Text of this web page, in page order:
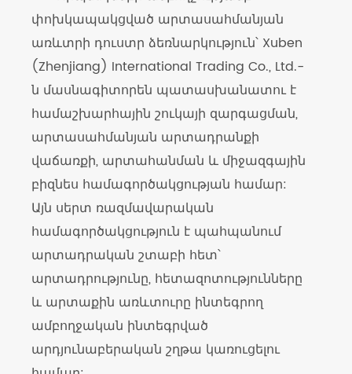
փոխկապակցված արտասահմանյան
առևտրի դուստր ձեռնարկություն՝ Xuben
(Zhenjiang) International Trading Co., Ltd.-
ն մասնագիտորեն պատասխանատու է
համաշխարհային շուկայի զարգացման,
արտասահմանյան արտադրանքի
վաճառքի, արտահանման և միջազգային
բիզնես համագործակցության համար:
Այն սերտ ռազմավարական
համագործակցություն է պահպանում
արտադրական շտաբի հետ՝
արտադրությունը, հետազոտությունները
և արտաքին առևտուրը ինտեգրող
ամբողջական ինտեգրված
արդյունաբերական շղթա կառուցելու
փոխկապակցված արտասահմանյան
առևտրի դուստր ձեռնարկություն՝ Xuben
(Zhenjiang) International Trading Co., Ltd.-
ն մասնագիտորեն պատասխանատու է
համաշխարհային շուկայի զարգացման,
արտասահմանյան արտադրանքի
վաճառքի, արտահանման և միջազգային
բիզնես համագործակցության համար:
Այն սերտ ռազմավարական
համագործակցություն է պահպանում
արտադրական շտաբի հետ՝
արտադրությունը, հետազոտությունները
և արտաքին առևտուրը ինտեգրող
ամբողջական ինտեգրված
արդյունաբերական շղթա կառուցելու
փոխկապակցված արտասահմանյան
առևտրի դուստր ձեռնարկություն՝ Xuben
(Zhenjiang) International Trading Co., Ltd.-
ն մասնագիտորեն պատասխանատու է
համաշխարհային շուկայի զարգացման,
արտասահմանյան արտադրանքի
վաճառքի, արտահանման և միջազգային
բիզնես համագործակցության համար:
Այն սերտ ռազմավարական
համագործակցություն է պահպանում
արտադրական շտաբի հետ՝
արտադրությունը, հետազոտությունները
և արտաքին առևտուրը ինտեգրող
ամբողջական ինտեգրված
արդյունաբերական շղթա կառուցելու